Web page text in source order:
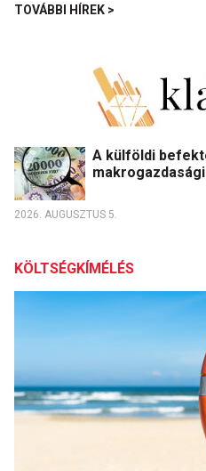
TOVÁBBI HÍREK >
A külföldi
2026. AUGUSZTUS 5.
KÖLTSÉGKÍMÉLÉS